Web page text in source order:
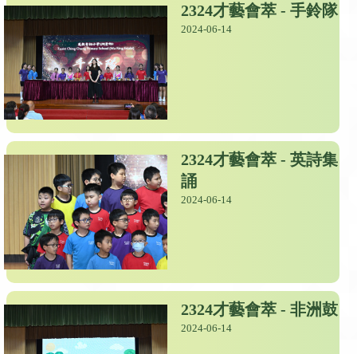
2324才藝會萃 - 手鈴隊
2024-06-14
2324才藝會萃 - 英詩集
誦
2024-06-14
2324才藝會萃 - 非洲鼓
2024-06-14